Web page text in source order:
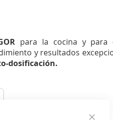
para la cocina y
y resultados
-dosificación.